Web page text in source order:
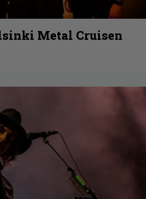
Metal Cruisen